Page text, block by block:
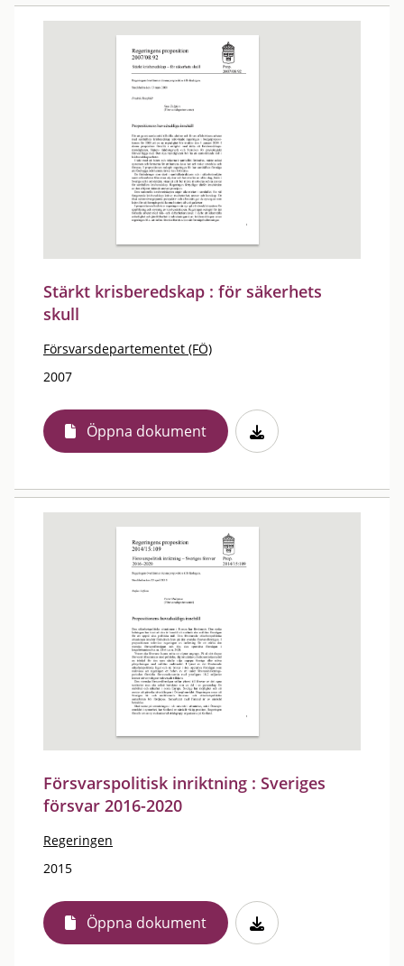
Stärkt krisberedskap : för säkerhets
skull
Försvarsdepartementet (FÖ)
2007
Öppna dokument
Försvarspolitisk inriktning : Sveriges
försvar 2016-2020
Regeringen
2015
Öppna dokument